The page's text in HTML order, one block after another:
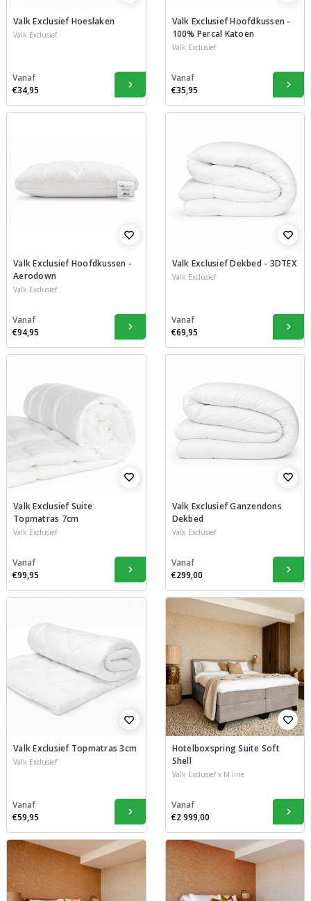
Valk Exclusief Hoeslaken
Valk Exclusief
Vanaf
€34,95
Valk Exclusief Hoofdkussen -
100% Percal Katoen
Valk Exclusief
Vanaf
€35,95
Valk Exclusief Hoofdkussen -
Aerodown
Valk Exclusief
Vanaf
€94,95
Valk Exclusief Dekbed - 3DTEX
Valk Exclusief
Vanaf
€69,95
Valk Exclusief Suite
Topmatras 7cm
Valk Exclusief
Vanaf
€99,95
Valk Exclusief Ganzendons
Dekbed
Valk Exclusief
Vanaf
€299,00
Valk Exclusief Topmatras 3cm
Valk Exclusief
Vanaf
€59,95
Hotelboxspring Suite Soft
Shell
Valk Exclusief x M line
Vanaf
€2 999,00